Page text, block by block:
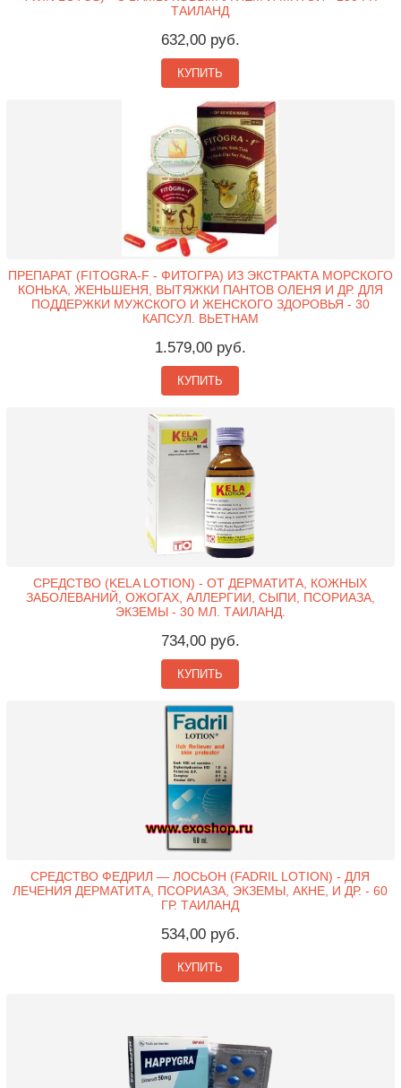
ТАИЛАНД
632,00 руб.
КУПИТЬ
ПРЕПАРАТ (FITOGRA-F - ФИТОГРА) ИЗ ЭКСТРАКТА МОРСКОГО
КОНЬКА, ЖЕНЬШЕНЯ, ВЫТЯЖКИ ПАНТОВ ОЛЕНЯ И ДР. ДЛЯ
ПОДДЕРЖКИ МУЖСКОГО И ЖЕНСКОГО ЗДОРОВЬЯ - 30
КАПСУЛ. ВЬЕТНАМ
1.579,00 руб.
КУПИТЬ
СРЕДСТВО (KELA LOTION) - ОТ ДЕРМАТИТА, КОЖНЫХ
ЗАБОЛЕВАНИЙ, ОЖОГАХ, АЛЛЕРГИИ, СЫПИ, ПСОРИАЗА,
ЭКЗЕМЫ - 30 МЛ. ТАИЛАНД.
734,00 руб.
КУПИТЬ
СРЕДСТВО ФЕДРИЛ — ЛОСЬОН (FADRIL LOTION) - ДЛЯ
ЛЕЧЕНИЯ ДЕРМАТИТА, ПСОРИАЗА, ЭКЗЕМЫ, АКНЕ, И ДР. - 60
ГР. ТАИЛАНД
534,00 руб.
КУПИТЬ